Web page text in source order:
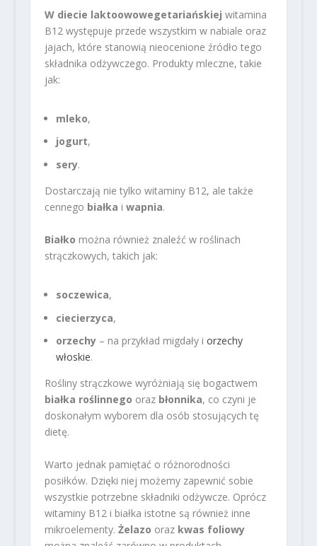
W diecie laktoowowegetariańskiej witamina
B12 występuje przede wszystkim w nabiale oraz
jajach, które stanowią nieocenione źródło tego
składnika odżywczego. Produkty mleczne, takie
jak:
mleko,
jogurt,
sery.
Dostarczają nie tylko witaminy B12, ale także
cennego białka i wapnia.
Białko można również znaleźć w roślinach
strączkowych, takich jak:
soczewica,
ciecierzyca,
orzechy– na przykład migdały i orzechy
włoskie.
Rośliny strączkowe wyróżniają się bogactwem
białka roślinnego oraz błonnika, co czyni je
doskonałym wyborem dla osób stosujących tę
dietę.
Warto jednak pamiętać o różnorodności
posiłków. Dzięki niej możemy zapewnić sobie
wszystkie potrzebne składniki odżywcze. Oprócz
witaminy B12 i białka istotne są również inne
mikroelementy. Żelazo oraz kwas foliowy